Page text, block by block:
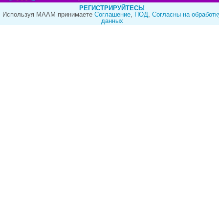
РЕГИСТРИРУЙТЕСЬ!
Используя МААМ принимаете Cоглашение, ПОД, Согласны на
данных